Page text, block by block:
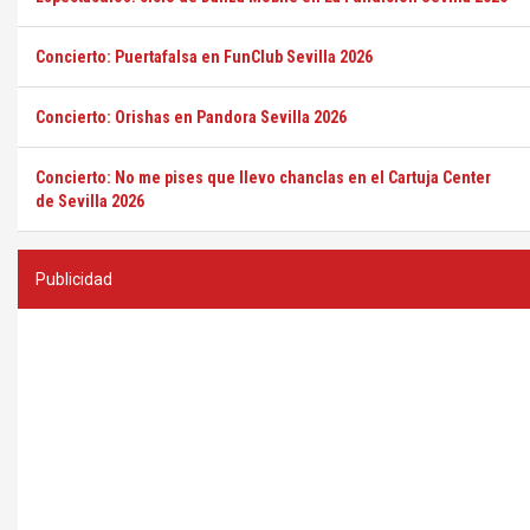
Concierto: Puertafalsa en FunClub Sevilla 2026
Concierto: Orishas en Pandora Sevilla 2026
Concierto: No me pises que llevo chanclas en el Cartuja Center
de Sevilla 2026
Publicidad